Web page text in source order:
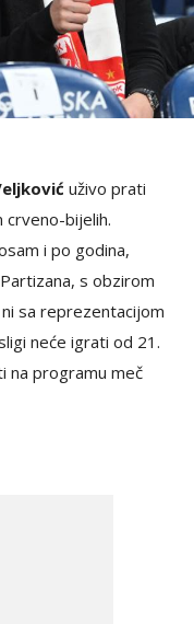
uživo prati
crveno-bijelih.
i po godina,
s obzirom
sa reprezentacijom
neće igrati od 21.
na programu meč